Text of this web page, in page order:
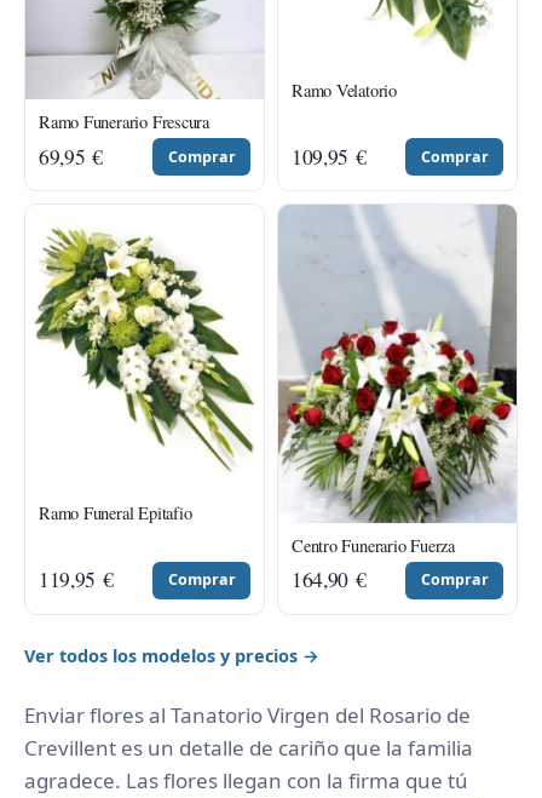
Ramo Funerario Frescura
69,95 € Comprar
Ramo Velatorio
109,95 € Comprar
Ramo Funeral Epitafio
119,95 € Comprar
Centro Funerario Fuerza
164,90 € Comprar
Ver todos los modelos y precios →
Enviar flores al Tanatorio Virgen del Rosario de
Crevillent es un detalle de cariño que la familia
agradece. Las flores llegan con la firma que tú